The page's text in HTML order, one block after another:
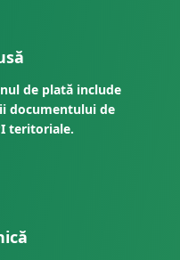
de plată include
documentului de
teritoriale.